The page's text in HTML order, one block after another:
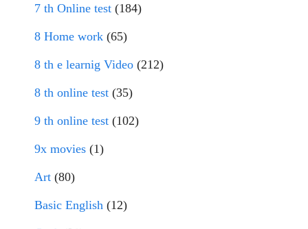
7 th Online test (184)
8 Home work (65)
8 th e learnig Video (212)
8 th online test (35)
9 th online test (102)
9x movies (1)
Art (80)
Basic English (12)